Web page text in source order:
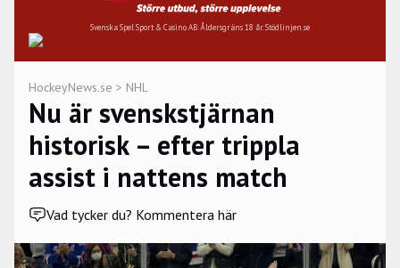
Svenska Spel Sport & Casino AB. Åldersgräns 18 år. Stödlinjen.se
HockeyNews.se > NHL
Nu är svenskstjärnan
historisk – efter trippla
assist i nattens match
Vad tycker du? Kommentera här